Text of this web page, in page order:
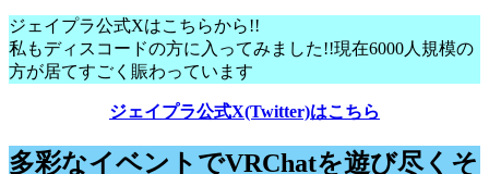
ジェイプラ公式Xはこちらから!!
私もディスコードの方に入ってみました!!現在6000人規模の
方が居てすごく賑わっています
ジェイプラ公式X(Twitter)はこちら
多彩なイベントでVRChatを遊び尽くそ